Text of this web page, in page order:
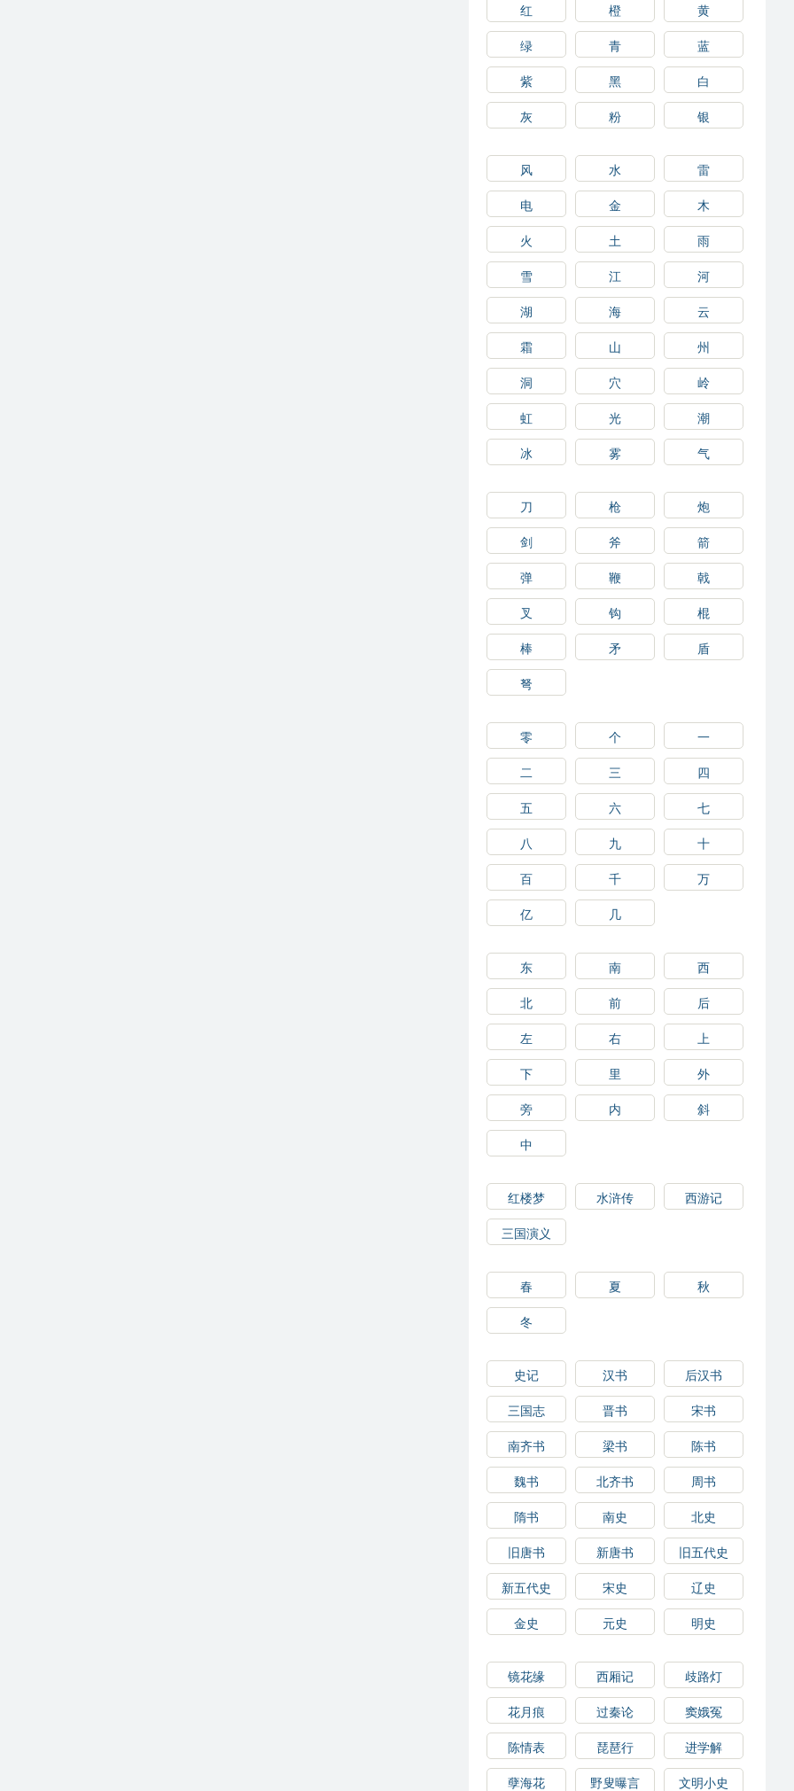
红 橙
黄
绿
青
蓝
紫
黑
白
灰
粉 银
风 水
雷
电
金
木
火
土
雨
雪
江
河
湖
海
云
霜
山
州
洞
穴
岭
虹
光
潮
冰
雾 气
刀 枪
炮
剑
斧
箭
弹
鞭
戟
叉
钩
棍
棒
矛
盾
弩
零 个
一
二
三
四
五
六
七
八
九
十
百
千
万
亿
几
东 南
西
北
前
后
左
右
上
下
里
外
旁
内
斜
中
红楼梦 水浒传
西游记
三国演义
春 夏
秋
冬
史记 汉书
后汉书
三国志
晋书
宋书
南齐书
梁书
陈书
魏书
北齐书
周书
隋书
南史
北史
旧唐书
新唐书
旧五代史
新五代史
宋史
辽史
金史
元史 明史
镜花缘 西厢记
歧路灯
花月痕
过秦论
窦娥冤
陈情表
琵琶行
进学解
孽海花
野叟曝言 文明小史